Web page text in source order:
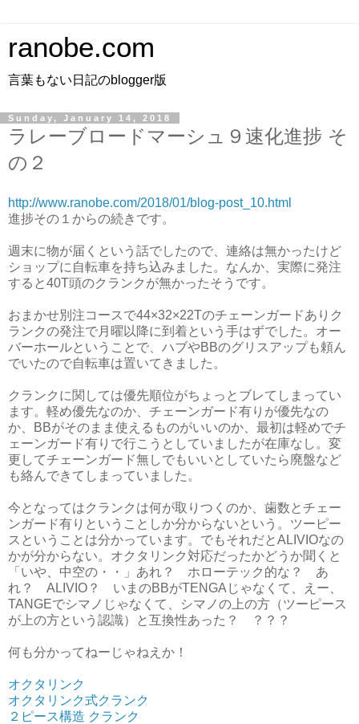
ranobe.com
言葉もない日記のblogger版
Sunday, January 14, 2018
ラレーブロードマーシュ９速化進捗 そ
の２
http://www.ranobe.com/2018/01/blog-post_10.html
進捗その１からの続きです。
週末に物が届くという話でしたので、連絡は無かったけど
ショップに自転車を持ち込みました。なんか、実際に発注
すると40T頭のクランクが無かったそうです。
おまかせ別注コースで44×32×22Tのチェーンガードありク
ランクの発注で月曜以降に到着という手はずでした。オー
バーホールということで、ハブやBBのグリスアップも頼ん
でいたので自転車は置いてきました。
クランクに関しては優先順位がちょっとブレてしまってい
ます。軽め優先なのか、チェーンガード有りが優先なの
か、BBがそのまま使えるものがいいのか、最初は軽めでチ
ェーンガード有りで行こうとしていましたが在庫なし。変
更してチェーンガード無しでもいいとしていたら廃盤など
も絡んできてしまっていました。
今となってはクランクは何が取りつくのか、歯数とチェー
ンガード有りということしか分からないという。ツーピー
スということは分かっています。でもそれだとALIVIOなの
かが分からない。オクタリンク対応だったかどうか聞くと
「いや、中空の・・」あれ？ ホローテック的な？ あ
れ？ ALIVIO？ いまのBBがTENGAじゃなくて、えー、
TANGEでシマノじゃなくて、シマノの上の方（ツーピース
が上の方という認識）と互換性あった？ ？？？
何も分かってねーじゃねえか！
オクタリンク
オクタリンク式クランク
２ピース構造 クランク